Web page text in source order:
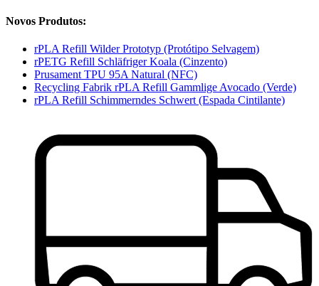
Novos Produtos:
rPLA Refill Wilder Prototyp (Protótipo Selvagem)
rPETG Refill Schläfriger Koala (Cinzento)
Prusament TPU 95A Natural (NFC)
Recycling Fabrik rPLA Refill Gammlige Avocado (Verde)
rPLA Refill Schimmerndes Schwert (Espada Cintilante)